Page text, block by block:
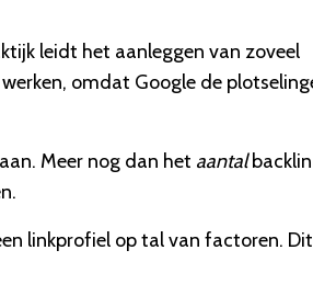
leidt het aanleggen van zoveel
omdat Google de
Meer nog dan het aantal
linkprofiel op tal van factoren.